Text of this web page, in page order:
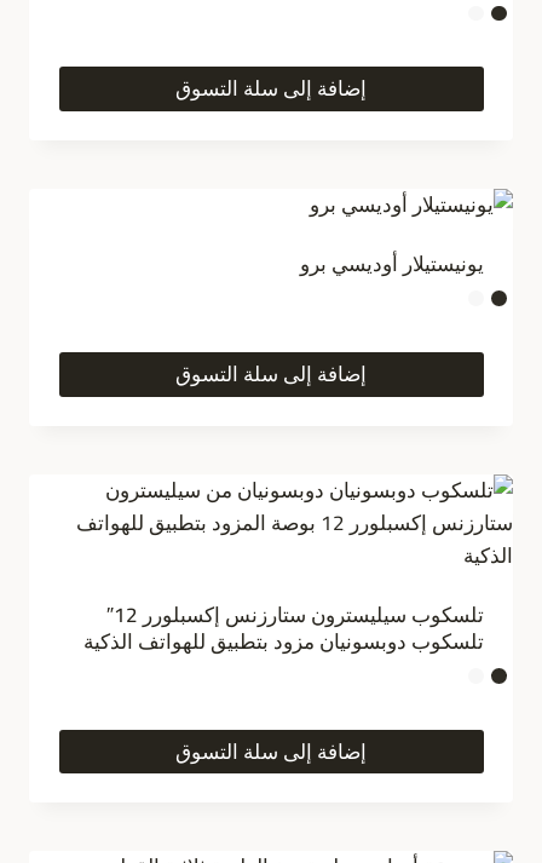
إضافة إلى سلة التسوق
يونيستيلار أوديسي برو
إضافة إلى سلة التسوق
تلسكوب سيليسترون ستارزنس إكسبلورر 12″
تلسكوب دوبسونيان مزود بتطبيق للهواتف الذكية
إضافة إلى سلة التسوق